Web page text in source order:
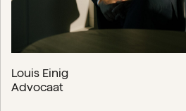
Louis Einig
Advocaat